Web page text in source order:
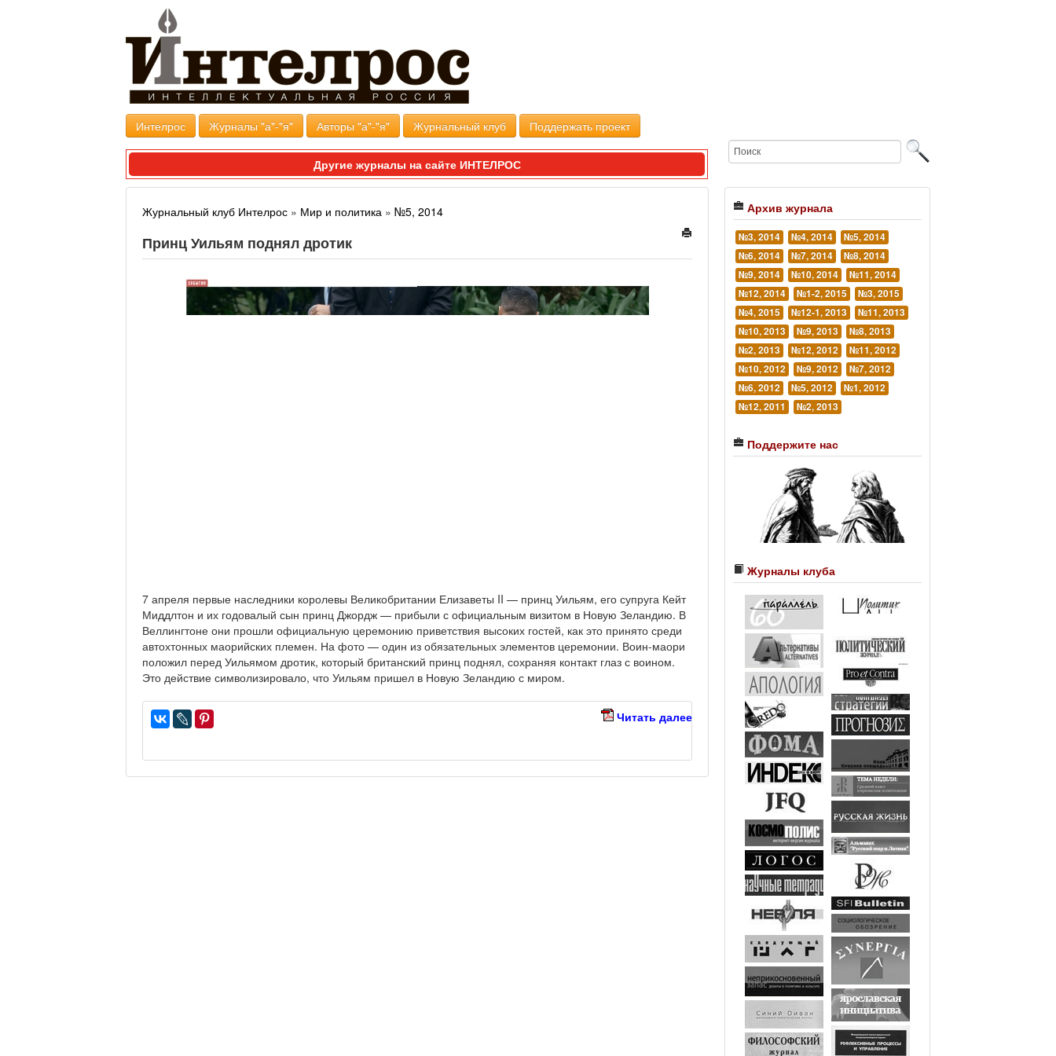
Интелрос Журналы "а"-"я" Авторы "а"-"я" Журнальный клуб Поддержать проект
Другие журналы на сайте ИНТЕЛРОС
Журнальный клуб Интелрос » Мир и политика » №5, 2014
Принц Уильям поднял дротик
7 апреля первые наследники королевы Великобритании Елизаветы II — принц Уильям, его супруга Кейт
Миддлтон и их годовалый сын принц Джордж — прибыли с официальным визитом в Новую Зеландию. В
Веллингтоне они прошли официальную церемонию приветствия высоких гостей, как это принято среди
автохтонных маорийских племен. На фото — один из обязательных элементов церемонии. Воин-маори
положил перед Уильямом дротик, который британский принц поднял, сохраняя контакт глаз с воином.
Это действие символизировало, что Уильям пришел в Новую Зеландию с миром.
Читать далее
Архив журнала
№3, 2014 №4, 2014
№5, 2014
№6, 2014
№7, 2014
№8, 2014
№9, 2014
№10, 2014
№11, 2014
№12, 2014
№1-2, 2015
№3, 2015
№4, 2015
№12-1, 2013
№11, 2013
№10, 2013
№9, 2013
№8, 2013
№2, 2013
№12, 2012
№11, 2012
№10, 2012
№9, 2012
№7, 2012
№6, 2012
№5, 2012
№1, 2012
№12, 2011
№2, 2013
Поддержите нас
Журналы клуба